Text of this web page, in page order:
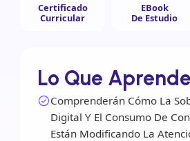
Certificado
Curricular
EBook
De Estudio
Lo Que
Comprenderán Cómo La
Digital Y El Consumo De
Están Modificando La